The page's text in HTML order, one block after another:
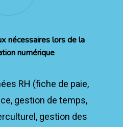
nécessaires lors de la
numérique
RH (fiche de paie,
gestion de temps,
gestion des